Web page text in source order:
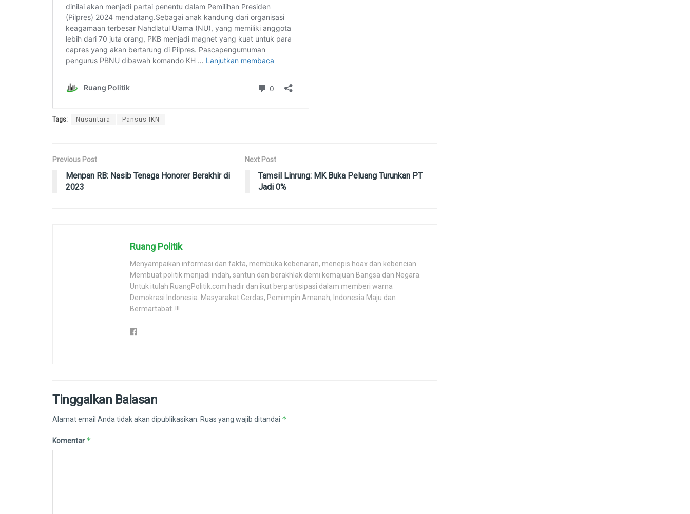
Tags: Nusantara Pansus IKN
Previous Post
Menpan RB: Nasib Tenaga Honorer Berakhir di
2023
Next Post
Tamsil Linrung: MK Buka Peluang Turunkan PT
Jadi 0%
Ruang Politik
Menyampaikan informasi dan fakta, membuka kebenaran, menepis hoax dan kebencian.
Membuat politik menjadi indah, santun dan berakhlak demi kemajuan Bangsa dan Negara.
Untuk itulah RuangPolitik.com hadir dan ikut berpartisipasi dalam memberi warna
Demokrasi Indonesia. Masyarakat Cerdas, Pemimpin Amanah, Indonesia Maju dan
Bermartabat..!!!
Tinggalkan Balasan
Alamat email Anda tidak akan dipublikasikan. Ruas yang wajib ditandai *
Komentar *